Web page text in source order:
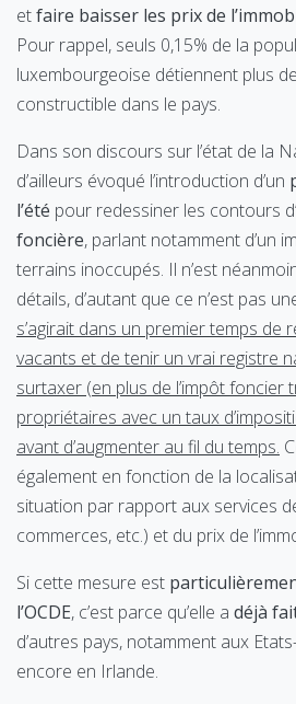
etfaire baisser les prix de
Pour rappel, seuls 0,15% de la
luxembourgeoise détiennent plus
constructible dans le pays.
Dans son discours sur l’état de la
d’ailleurs évoqué l’introduction d’un
l’été pour redessiner les contours
foncière, parlant notamment d’un
terrains inoccupés. Il n’est
détails, d’autant que ce n’est pas
s’agirait dans un premier temps de
vacants et de tenir un vrai registre
surtaxer (en plus de l’impôt foncier
propriétaires avec un taux
avant d’augmenter au fil du temps.
également en fonction de la
situation par rapport aux services
commerces, etc.) et du prix de
Si cette mesure est
l’OCDE, c’est parce qu’elle a déjà
d’autres pays, notamment aux
encore en Irlande.